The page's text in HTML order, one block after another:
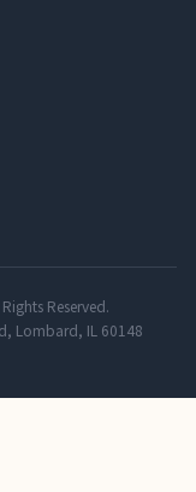
Reserved.
Lombard, IL 60148